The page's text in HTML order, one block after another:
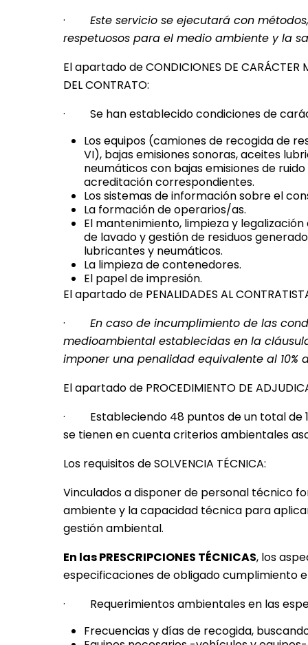
· Este servicio se ejecutará con
respetuosos para el medio ambiente y la
El apartado de CONDICIONES DE CARÁCTER
DEL CONTRATO:
· Se han establecido condiciones de
Los equipos (camiones de recogida de
VI), bajas emisiones sonoras, aceites
neumáticos con bajas emisiones de
acreditación correspondientes.
Los sistemas de información sobre el
La formación de operarios/as.
El mantenimiento, limpieza y
de lavado y gestión de residuos
lubricantes y neumáticos.
La limpieza de contenedores.
El papel de impresión.
El apartado de PENALIDADES AL
· En caso de incumplimiento de las
medioambiental establecidas en la
imponer una penalidad equivalente al 10%
El apartado de PROCEDIMIENTO DE
· Estableciendo 48 puntos de un total de
se tienen en cuenta criterios ambientales
Los requisitos de SOLVENCIA TÉCNICA:
Vinculados a disponer de personal técnico
ambiente y la capacidad técnica para
gestión ambiental.
En las PRESCRIPCIONES TÉCNICAS, los
especificaciones de obligado cumplimiento
· Requerimientos ambientales en las
Frecuencias y días de recogida,